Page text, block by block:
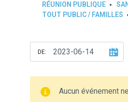
RÉUNION PUBLIQUE
TOUT PUBLIC / FAMILLES
DE:
Aucun événement